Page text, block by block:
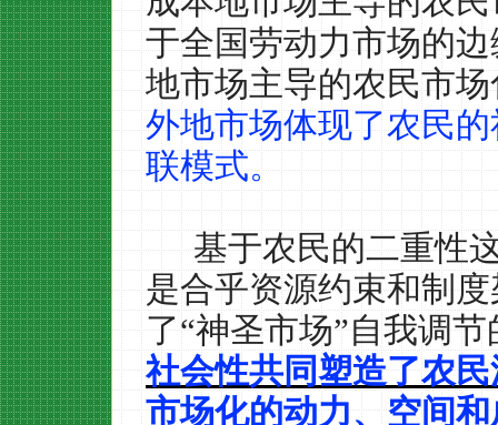
于全国劳动力市场的
地市场主导的农民市
外地市场体现了农民
联模式。
基于农民的二重性
是合乎资源约束和制
了“神圣市场”自我调
社会性共同塑造了农
市场化的动力、空间